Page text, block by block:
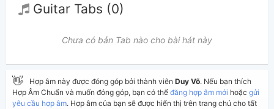
Guitar Tabs (0)
Chưa có bản Tab nào cho bài hát này
👋 Hợp âm này được đóng góp bởi thành viên Duy Võ. Nếu bạn thích
Hợp Âm Chuẩn và muốn đóng góp, bạn có thể đăng hợp âm mới hoặc gửi
yêu cầu hợp âm. Hợp âm của bạn sẽ được hiển thị trên trang chủ cho tất